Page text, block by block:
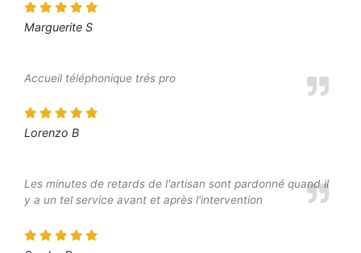
Marguerite S
Accueil téléphonique trés pro
Lorenzo B
Les minutes de retards de l'artisan sont pardonné quand il
y a un tel service avant et après l'intervention